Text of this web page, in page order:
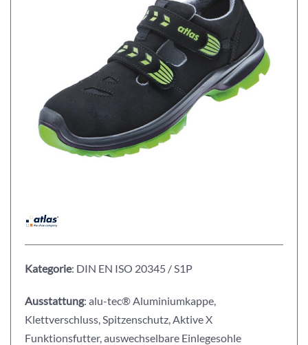
Kategorie: DIN EN ISO 20345 / S1P
Ausstattung: alu-tec® Aluminiumkappe,
Klettverschluss, Spitzenschutz, Aktive X
Funktionsfutter, auswechselbare Einlegesohle